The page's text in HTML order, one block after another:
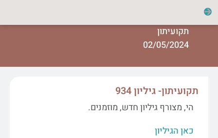
תקועיתון
02/05/2024
תקועיתון- גיליון 934
הי, מצורף גיליון חדש, מוזמנים.
כאן הגיליון